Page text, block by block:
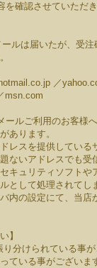
を確認させていただ
は届いたが、受注
。
／
msn.com
ールご利用のお客様
あります。
レスを提供してい
ないアドレスでも受
キュリティソフト
ルとして処理されて
内の設定にて、当
い】
り分けられている事
ている事がございま